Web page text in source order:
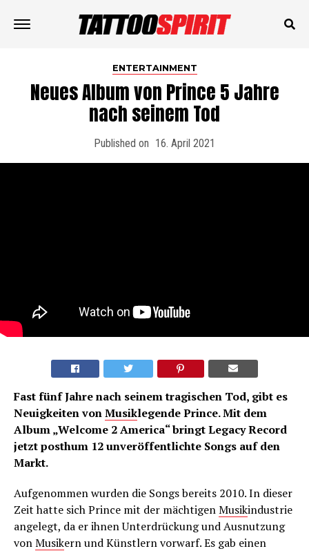
ENTERTAINMENT
Neues Album von Prince 5 Jahre
nach seinem Tod
Published on 16. April 2021
Fast fünf Jahre nach seinem tragischen Tod, gibt es
Neuigkeiten vonMusiklegende Prince. Mit dem
Album „Welcome 2 America“ bringt Legacy Record
jetzt posthum 12 unveröffentlichte Songs auf den
Markt.
Aufgenommen wurden die Songs bereits 2010. In dieser
Zeit hatte sich Prince mit der mächtigenMusikindustrie
angelegt, da er ihnen Unterdrückung und Ausnutzung
vonMusikern und Künstlern vorwarf. Es gab einen